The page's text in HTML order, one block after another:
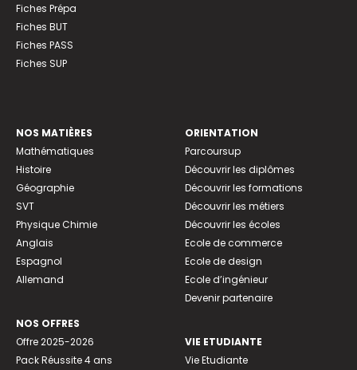
Fiches Prépa
Fiches BUT
Fiches PASS
Fiches SUP
NOS MATIÈRES
Mathématiques
Histoire
Géographie
SVT
Physique Chimie
Anglais
Espagnol
Allemand
NOS OFFRES
Offre 2025-2026
Pack Réussite 4 ans
ORIENTATION
Parcoursup
Découvrir les diplômes
Découvrir les formations
Découvrir les métiers
Découvrir les écoles
Ecole de commerce
Ecole de design
Ecole d’ingénieur
Devenir partenaire
VIE ETUDIANTE
Vie Etudiante